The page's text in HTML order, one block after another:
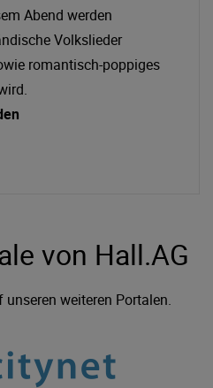
Abend werden
Volkslieder
romantisch-poppiges
von Hall.AG
weiteren Portalen.